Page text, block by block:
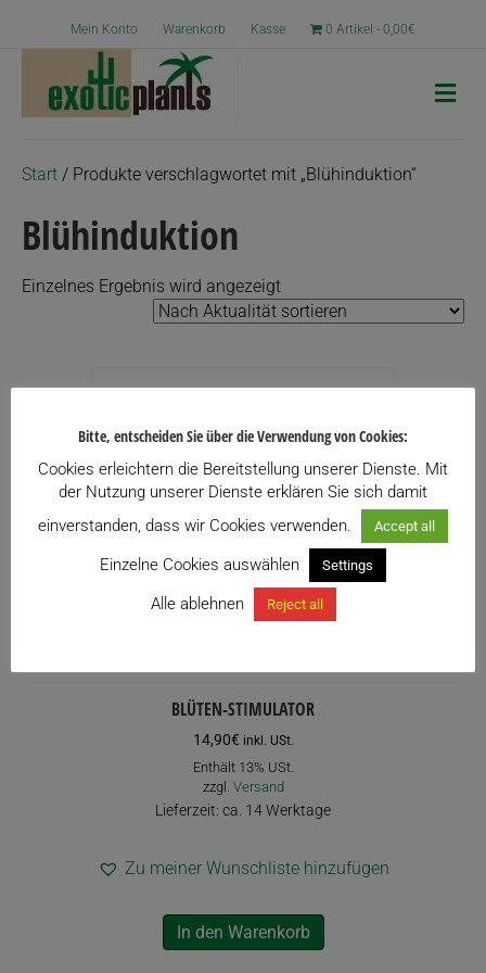
Mein Konto Warenkorb Kasse 0 Artikel 0,00€
N
a
Start / Produkte verschlagwortet mit „Blühinduktion“
Blühinduktion
Einzelnes Ergebnis wird angezeigt
BLÜTEN-STIMULATOR
14,90€ inkl. USt.
Enthält 13% USt.
zzgl. Versand
Lieferzeit: ca. 14 Werktage
Zu meiner Wunschliste hinzufügen
In den Warenkorb
Bitte, entscheiden Sie über die Verwendung von Cookies:
Cookies erleichtern die Bereitstellung unserer Dienste. Mit
der Nutzung unserer Dienste erklären Sie sich damit
einverstanden, dass wir Cookies verwenden.
Accept all
Einzelne Cookies auswählen Settings
Alle ablehnen Reject all